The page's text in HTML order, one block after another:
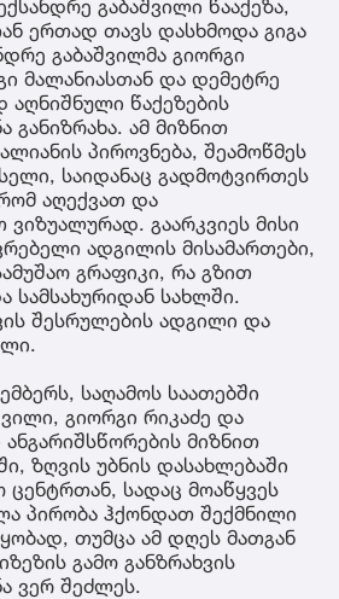
გაბაშვილი წააქეზა,
ერთად თავს დასხმოდა გიგა
გაბაშვილმა გიორგი
მალანიასთან და დემეტრე
აღნიშნული წაქეზების
განიზრახა. ამ მიზნით
პიროვნება, შეამოწმეს
საიდანაც გადმოტვირთეს
აღექვათ და
ვიზუალურად. გაარკვიეს მისი
ადგილის მისამართები,
გრაფიკი, რა გზით
სახლში.
შესრულების ადგილი და
საღამოს საათებში
გიორგი რიკაძე და
მიზნით
ზღვის უბნის დასახლებაში
ცენტრთან, სადაც მოაწყვეს
პირობა ჰქონდათ შექმნილი
თუმცა ამ დღეს მათგან
გამო განზრახვის
ვერ შეძლეს.